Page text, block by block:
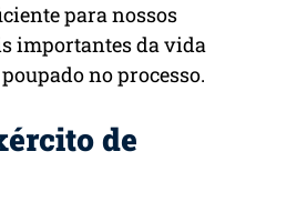
para nossos
importantes da vida
no processo.
de